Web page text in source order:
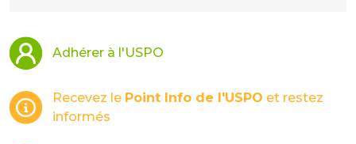
Adhérer à l'USPO
Recevez le Point Info de l'USPO et restez
informés